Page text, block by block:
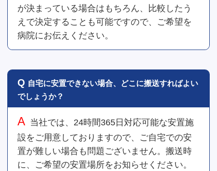
が決まっている場合はもちろん、比較したう
えで決定することも可能ですので、ご希望を
病院にお伝えください。
自宅に安置できない場合、どこに搬送すればよい
でしょうか？
当社では、24時間365日対応可能な安置施
設をご用意しておりますので、ご自宅での安
置が難しい場合も問題ございません。搬送時
に、ご希望の安置場所をお知らせください。